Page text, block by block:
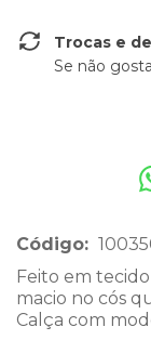
Trocas e
Se não
Código:
Feito em
macio no cós
Calça com